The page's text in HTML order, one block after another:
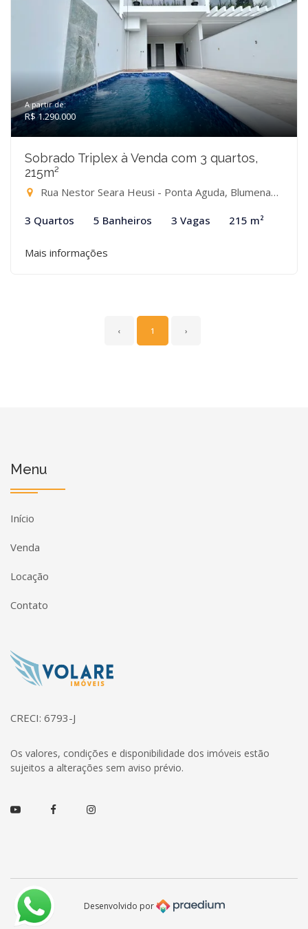
A partir de:
R$ 1.290.000
Sobrado Triplex à Venda com 3 quartos,
215m²
Rua Nestor Seara Heusi - Ponta Aguda, Blumenau-SC
3 Quartos 5 Banheiros 3 Vagas 215 m²
Mais informações
‹ 1 ›
Menu
Início
Venda
Locação
Contato
Página inicial
CRECI: 6793-J
Os valores, condições e disponibilidade dos imóveis estão
sujeitos a alterações sem aviso prévio.
Youtube FacebookInstagram
Desenvolvido por